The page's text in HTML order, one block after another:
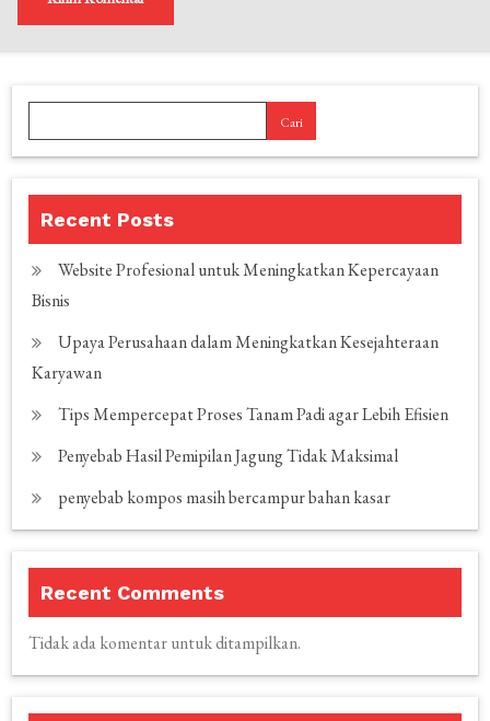
Cari
Recent Posts
Website Profesional untuk Meningkatkan Kepercayaan
Bisnis
Upaya Perusahaan dalam Meningkatkan Kesejahteraan
Karyawan
Tips Mempercepat Proses Tanam Padi agar Lebih Efisien
Penyebab Hasil Pemipilan Jagung Tidak Maksimal
penyebab kompos masih bercampur bahan kasar
Recent Comments
Tidak ada komentar untuk ditampilkan.